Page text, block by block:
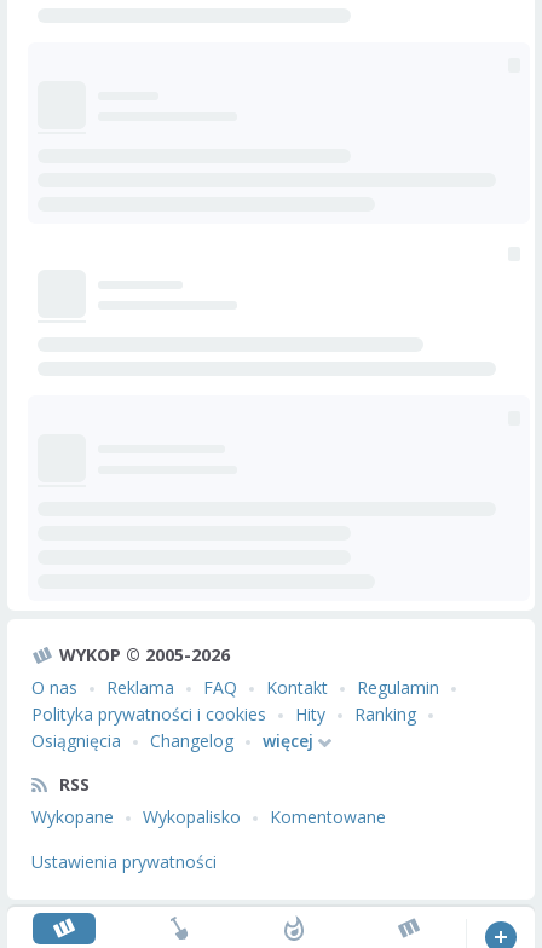
WYKOP © 2005-2026
O nas
Reklama FAQ Kontakt
Regulamin
Polityka prywatności i cookies
Hity
Ranking
Osiągnięcia
Changelog
więcej
RSS
Wykopane
Wykopalisko
Komentowane
Ustawienia prywatności